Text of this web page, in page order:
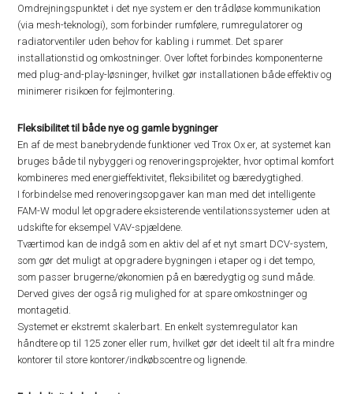
Omdrejningspunktet i det nye system er den trådløse kommunikation
(via mesh-teknologi), som forbinder rumfølere, rumregulatorer og
radiatorventiler uden behov for kabling i rummet. Det sparer
installationstid og omkostninger. Over loftet forbindes komponenterne
med plug-and-play-løsninger, hvilket gør installationen både effektiv og
minimerer risikoen for fejlmontering.
Fleksibilitet til både nye og gamle bygninger
En af de mest banebrydende funktioner ved Trox Ox er, at systemet kan
bruges både til nybyggeri og renoveringsprojekter, hvor optimal komfort
kombineres med energieffektivitet, fleksibilitet og bæredygtighed.
I forbindelse med renoveringsopgaver kan man med det intelligente
FAM-W modul let opgradere eksisterende ventilationssystemer uden at
udskifte for eksempel VAV-spjældene.
Tværtimod kan de indgå som en aktiv del af et nyt smart DCV-system,
som gør det muligt at opgradere bygningen i etaper og i det tempo,
som passer brugerne/økonomien på en bæredygtig og sund måde.
Derved gives der også rig mulighed for at spare omkostninger og
montagetid.
Systemet er ekstremt skalerbart. En enkelt systemregulator kan
håndtere op til 125 zoner eller rum, hvilket gør det ideelt til alt fra mindre
kontorer til store kontorer/indkøbscentre og lignende.